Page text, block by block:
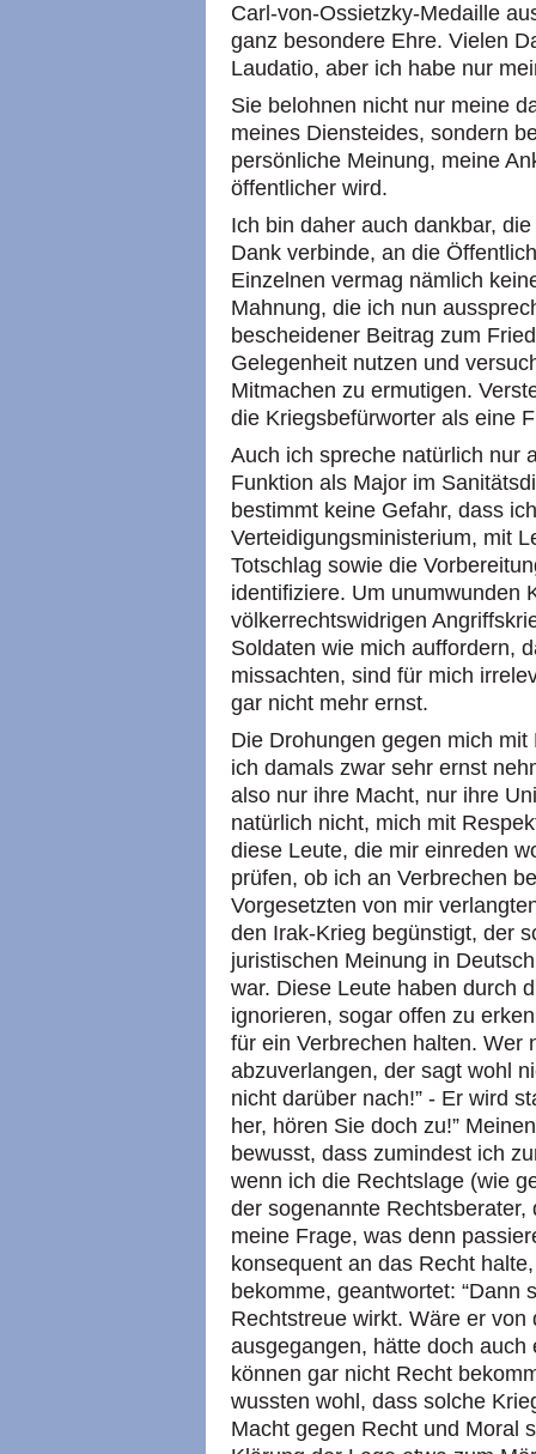
Carl-von-Ossietzky-Medaille
ganz besondere Ehre. Vielen
Laudatio, aber ich habe nur
Sie belohnen nicht nur meine
meines Diensteides, sondern
persönliche Meinung, meine
öffentlicher wird.
Ich bin daher auch dankbar,
Dank verbinde, an die
Einzelnen vermag nämlich
Mahnung, die ich nun
bescheidener Beitrag zum
Gelegenheit nutzen und
Mitmachen zu ermutigen.
die Kriegsbefürworter als eine
Auch ich spreche natürlich nur
Funktion als Major im
bestimmt keine Gefahr, dass
Verteidigungsministerium, mit
Totschlag sowie die
identifiziere. Um unumwunden
völkerrechtswidrigen
Soldaten wie mich auffordern,
missachten, sind für mich
gar nicht mehr ernst.
Die Drohungen gegen mich
ich damals zwar sehr ernst
also nur ihre Macht, nur ihre
natürlich nicht, mich mit
diese Leute, die mir einreden
prüfen, ob ich an Verbrechen
Vorgesetzten von mir
den Irak-Krieg begünstigt, der
juristischen Meinung in
war. Diese Leute haben durch
ignorieren, sogar offen zu
für ein Verbrechen halten. Wer
abzuverlangen, der sagt wohl
nicht darüber nach!” - Er wird
her, hören Sie doch zu!”
bewusst, dass zumindest ich
wenn ich die Rechtslage (wie
der sogenannte
meine Frage, was denn
konsequent an das Recht
bekomme, geantwortet: “Dann
Rechtstreue wirkt. Wäre er
ausgegangen, hätte doch auch
können gar nicht Recht
wussten wohl, dass solche
Macht gegen Recht und Moral